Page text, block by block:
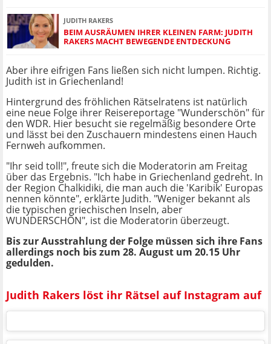
JUDITH RAKERS
BEIM AUSRÄUMEN IHRER KLEINEN FARM: JUDITH
RAKERS MACHT BEWEGENDE ENTDECKUNG
Aber ihre eifrigen Fans ließen sich nicht lumpen. Richtig.
Judith ist in Griechenland!
Hintergrund des fröhlichen Rätselratens ist natürlich
eine neue Folge ihrer Reisereportage "Wunderschön" für
den WDR. Hier besucht sie regelmäßig besondere Orte
und lässt bei den Zuschauern mindestens einen Hauch
Fernweh aufkommen.
"Ihr seid toll!", freute sich die Moderatorin am Freitag
über das Ergebnis. "Ich habe in Griechenland gedreht. In
der Region Chalkidiki, die man auch die 'Karibik' Europas
nennen könnte", erklärte Judith. "Weniger bekannt als
die typischen griechischen Inseln, aber
WUNDERSCHÖN", ist die Moderatorin überzeugt.
Bis zur Ausstrahlung der Folge müssen sich ihre Fans
allerdings noch bis zum 28. August um 20.15 Uhr
gedulden.
Judith Rakers löst ihr Rätsel auf Instagram auf